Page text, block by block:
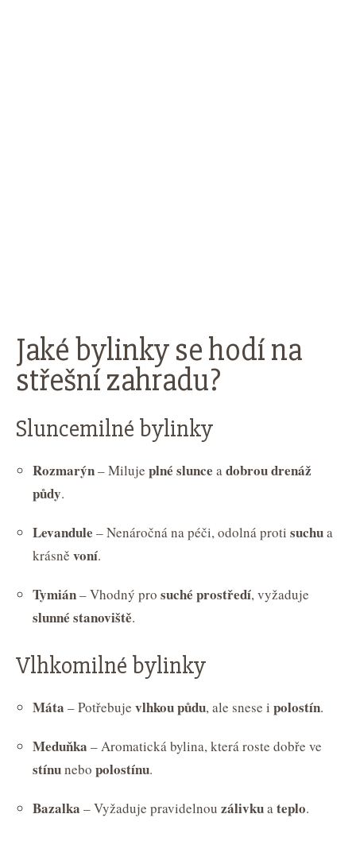
Jaké bylinky se hodí na
střešní zahradu?
Sluncemilné bylinky
Rozmarýn– Miluje plné slunce adobrou drenáž
půdy.
Levandule – Nenáročná na péči, odolná proti suchua
krásně voní.
Tymián– Vhodný pro suché prostředí, vyžaduje
slunné stanoviště.
Vlhkomilné bylinky
Máta – Potřebuje vlhkou půdu, ale snese i polostín.
Meduňka – Aromatická bylina, která roste dobře ve
stínunebo polostínu.
Bazalka – Vyžaduje pravidelnou zálivkuateplo.